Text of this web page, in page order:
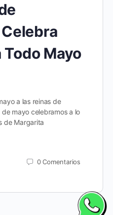
Mayo
a las reinas de
mayo celebramos a lo
de Margarita
0Comentarios